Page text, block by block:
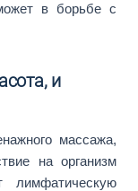
в борьбе с
и
массажа,
на организм
лимфатическую